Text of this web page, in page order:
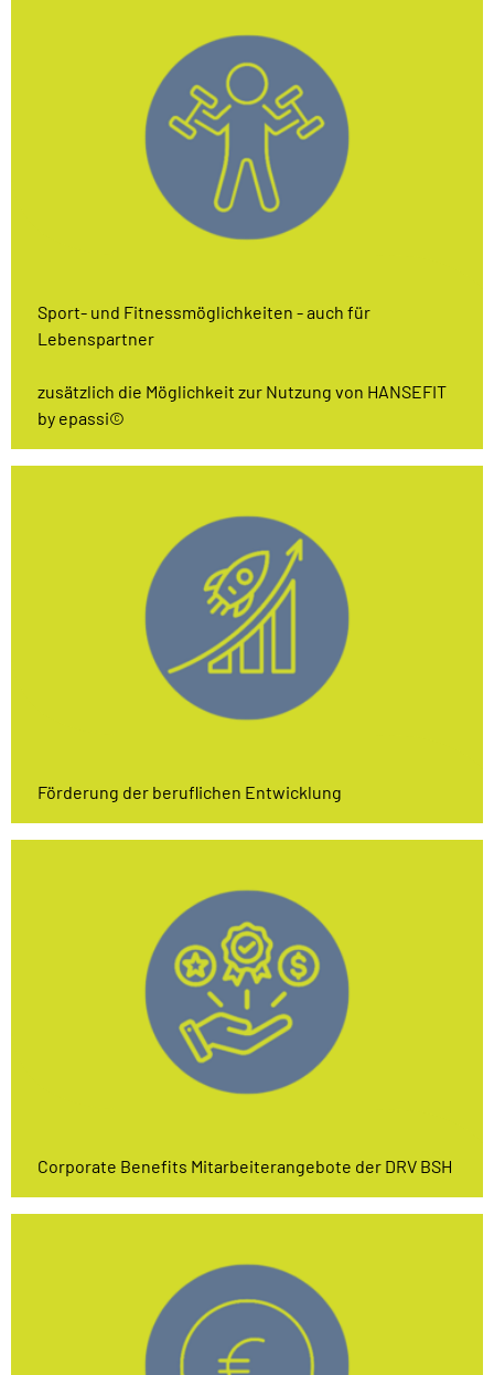
Sport- und Fitnessmöglichkeiten - auch für
Lebenspartner
zusätzlich die Möglichkeit zur Nutzung von HANSEFIT
by epassi©
Förderung der beruflichen Entwicklung
Corporate Benefits Mitarbeiterangebote der DRV BSH